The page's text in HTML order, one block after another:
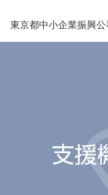
東京都中小企業振興